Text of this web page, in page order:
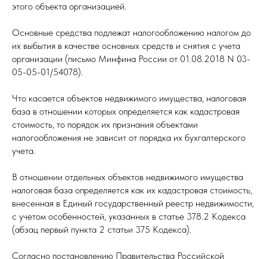
этого объекта организацией.
Основные средства подлежат налогообложению налогом до
их выбытия в качестве основных средств и снятия с учета
организации (письмо Минфина России от 01.08.2018 N 03-
05-05-01/54078).
Что касается объектов недвижимого имущества, налоговая
база в отношении которых определяется как кадастровая
стоимость, то порядок их признания объектами
налогообложения не зависит от порядка их бухгалтерского
учета.
В отношении отдельных объектов недвижимого имущества
налоговая база определяется как их кадастровая стоимость,
внесенная в Единый государственный реестр недвижимости,
с учетом особенностей, указанных в статье 378.2 Кодекса
(абзац первый пункта 2 статьи 375 Кодекса).
Согласно постановлению Правительства Российской